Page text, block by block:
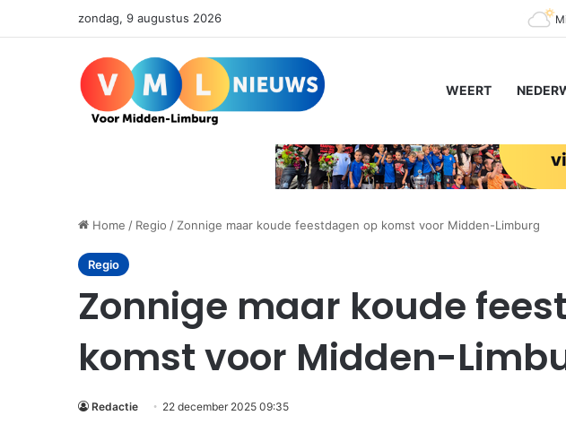
zondag, 9 augustus 2026
WEERT
Home / Regio / Zonnige maar koude feestdagen op komst voor Midden-Limburg
Regio
Zonnige maar koude
komst voor Midden-
Redactie 22 december 2025 09:35